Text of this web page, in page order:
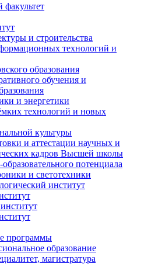
и строительства
технологий и
образования
обучения и
и энергетики
технологий и новых
культуры
и аттестации научных и
кадров Высшей школы
потенциала
и светотехники
институт
программы
образование
магистратура